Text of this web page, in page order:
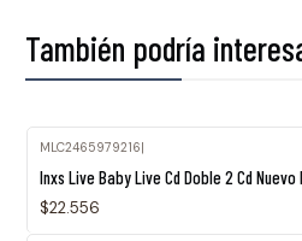
También podría
MLC2465979216|
Inxs Live Baby Live Cd Doble 2 Cd
$22.556